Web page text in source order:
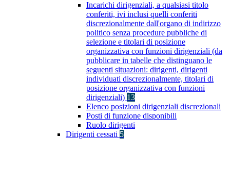
Incarichi dirigenziali, a qualsiasi titolo
conferiti, ivi inclusi quelli conferiti
discrezionalmente dall'organo di indirizzo
politico senza procedure pubbliche di
selezione e titolari di posizione
organizzativa con funzioni dirigenziali (da
pubblicare in tabelle che distinguano le
seguenti situazioni: dirigenti, dirigenti
individuati discrezionalmente, titolari di
posizione organizzativa con funzioni
dirigenziali) 13
Elenco posizioni dirigenziali discrezionali
Posti di funzione disponibili
Ruolo dirigenti
Dirigenti cessati 5